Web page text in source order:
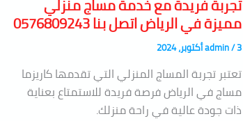
تجربة فريدة مع خدمة مساج منزلي
مميزة في الرياض اتصل بنا 0576809243
admin/3 أكتوبر، 2024
تعتبر تجربة المساج المنزلي التي تقدمها كاريزما
مساج في الرياض فرصة فريدة للاستمتاع بعناية
ذات جودة عالية في راحة منزلك.